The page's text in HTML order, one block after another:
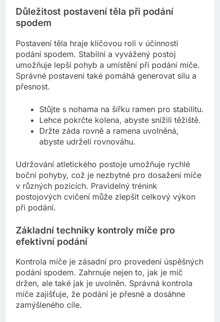
Důležitost postavení těla při podání
spodem
Postavení těla hraje klíčovou roli v účinnosti
podání spodem. Stabilní a vyvážený postoj
umožňuje lepší pohyb a umístění při podání míče.
Správné postavení také pomáhá generovat sílu a
přesnost.
Stůjte s nohama na šířku ramen pro stabilitu.
Lehce pokrčte kolena, abyste snížili těžiště.
Držte záda rovně a ramena uvolněná,
abyste udrželi rovnováhu.
Udržování atletického postoje umožňuje rychlé
boční pohyby, což je nezbytné pro dosažení míče
v různých pozicích. Pravidelný trénink
postojových cvičení může zlepšit celkový výkon
při podání.
Základní techniky kontroly míče pro
efektivní podání
Kontrola míče je zásadní pro provedení úspěšných
podání spodem. Zahrnuje nejen to, jak je míč
držen, ale také jak je uvolněn. Správná kontrola
míče zajišťuje, že podání je přesné a dosáhne
zamýšleného cíle.